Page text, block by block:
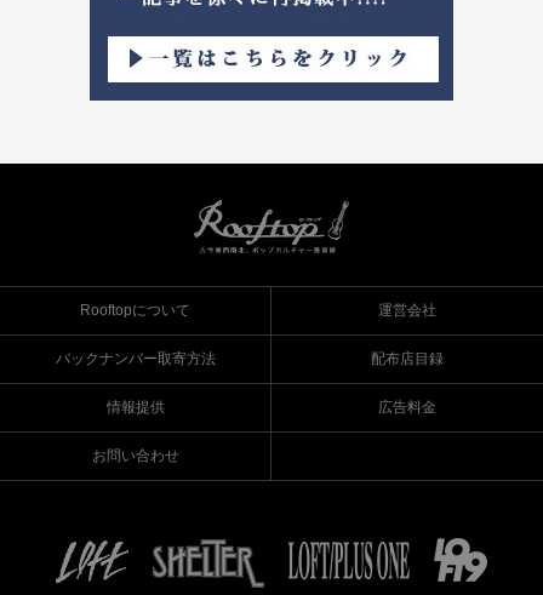
Rooftopについて 運営会社
バックナンバー取寄方法 配布店目録
情報提供 広告料金
お問い合わせ